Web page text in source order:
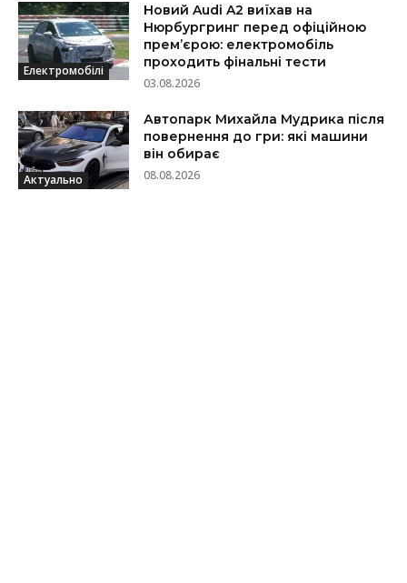
Електромобілі
Новий Audi A2 виїхав на
Нюрбургринг перед офіційною
прем’єрою: електромобіль
проходить фінальні тести
03.08.2026
Актуально
Автопарк Михайла Мудрика після
повернення до гри: які машини
він обирає
08.08.2026